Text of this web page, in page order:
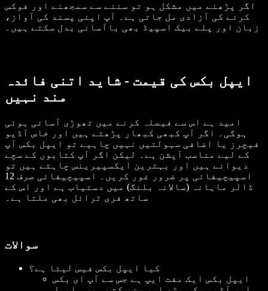
اگر پڑھنے میں مشکل ہو تو سننے سے سمجھنے اور فوکس
کرنے کی آزادی مل جاتی ہے۔ آپ اپنی پسند کی آواز،
زبان اور پلے بیک اسپیڈ بھی باآسانی بدل سکتے ہیں۔
ایپل بکس کی قیمت - شاید اتنی فائدہ
مند نہیں
امید ہے اس سے فیصلہ کرنے میں تھوڑی آسانی ہوئی
ہوگی۔ اگر آپ کبھی کبھار پڑھتے ہیں اور خاص آڈیو
فیچرز یا اضافی سہولتیں نہیں چاہیے تو ایپل بکس آپ
کے لیے مناسب آپشن ہے۔ لیکن اگر آپ کتابوں کے سچے
دیوانے ہیں اور بہترین ایکسپیرینس چاہتے ہیں تو
اسپیچیفائی پر ضرور غور کریں۔ اسپیچیفائی صرف 12
ڈالر ماہانہ (سالانہ بلنگ) میں دستیاب ہے اور اس کے
ساتھ فری ٹرائل بھی ملتا ہے۔
سوالات
کیا ایپل بکس فیس لیتا ہے؟
ایپل بکس ایک مفت ایپ ہے جس سے آپ ای بکس